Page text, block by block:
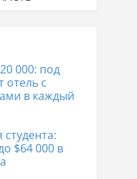
000: под
с
в каждый
$64 000 в